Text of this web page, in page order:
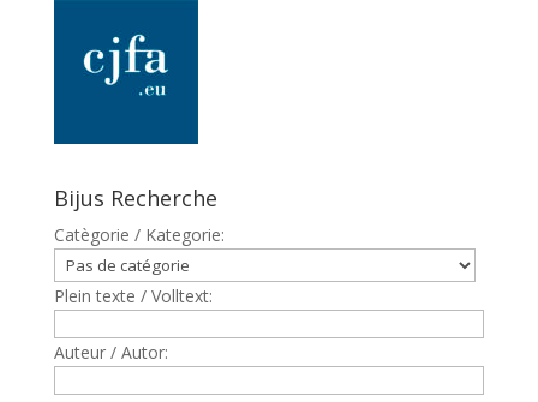
Bijus Recherche
Catègorie / Kategorie:
Plein texte / Volltext:
Auteur / Autor: